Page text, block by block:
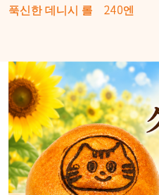
푹신한 데니시 롤 240엔